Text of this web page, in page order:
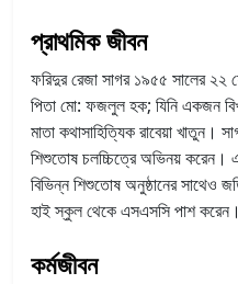
প্রাথমিক জীবন
ফরিদুর রেজা সাগর ১৯৫৫ সালের ২২
পিতা মো: ফজলুল হক; যিনি একজন
মাতা কথাসাহিত্যিক রাবেয়া খাতুন।
শিশুতোষ চলচ্চিত্রে অভিনয় করেন।
বিভিন্ন শিশুতোষ অনুষ্ঠানের সাথেও
হাই স্কুল থেকে এসএসসি পাশ করেন।
কর্মজীবন